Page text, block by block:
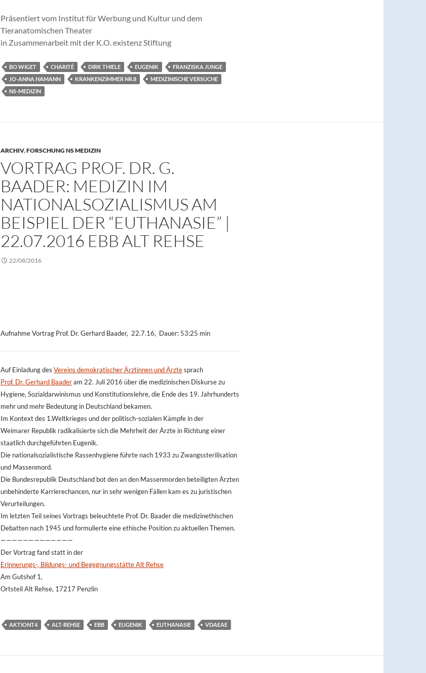
Präsentiert vom Institut für Werbung und Kultur und dem
Tieranatomischen Theater
in Zusammenarbeit mit der K.O. existenz Stiftung
BO WIGET CHARITÉ DIRK THIELE EUGENIK
FRANZISKA JUNGE
JO-ANNA HAMANN
KRANKENZIMMER NR.8
MEDIZINISCHE VERSUCHE
NS-MEDIZIN
ARCHIV,FORSCHUNG NS MEDIZIN
VORTRAG PROF. DR. G.
BAADER: MEDIZIN IM
NATIONALSOZIALISMUS AM
BEISPIEL DER “EUTHANASIE” |
22.07.2016 EBB ALT REHSE
22/08/2016
Aufnahme Vortrag Prof. Dr. Gerhard Baader, 22.7.16, Dauer: 53:25 min
Auf Einladung des Vereins demokratischer Ärztinnen und Ärztesprach
Prof. Dr. Gerhard Baaderam 22. Juli 2016 über die medizinischen Diskurse zu
Hygiene, Sozialdarwinismus und Konstitutionslehre, die Ende des 19. Jahrhunderts
mehr und mehr Bedeutung in Deutschland bekamen.
Im Kontext des 1.Weltkrieges und der politisch-sozialen Kämpfe in der
Weimarer Republik radikalisierte sich die Mehrheit der Ärzte in Richtung einer
staatlich durchgeführten Eugenik.
Die nationalsozialistische Rassenhygiene führte nach 1933 zu Zwangssterilisation
und Massenmord.
Die Bundesrepublik Deutschland bot den an den Massenmorden beteiligten Ärzten
unbehinderte Karrierechancen, nur in sehr wenigen Fällen kam es zu juristischen
Verurteilungen.
Im letzten Teil seines Vortrags beleuchtete Prof. Dr. Baader die medizinethischen
Debatten nach 1945 und formulierte eine ethische Position zu aktuellen Themen.
—————————————
Der Vortrag fand statt in der
Erinnerungs-, Bildungs- und Begegnungsstätte Alt Rehse
Am Gutshof 1,
Ortsteil Alt Rehse, 17217 Penzlin
AKTIONT4 ALT-REHSE EBB EUGENIK EUTHANASIE VDAEAE